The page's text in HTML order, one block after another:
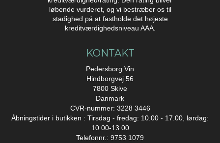
løbende vurderet, og vi bestræber os til
stadighed på at fastholde det højeste
kreditværdighedsniveau AAA.
KONTAKT
Pedersborg Vin
Hindborgvej 56
7800 Skive
Danmark
CVR-nummer: 3228 3446
Åbningstider i butikken : Tirsdag - fredag: 10.00 - 17.00, lørdag:
10.00-13.00
Telefonnr.: 9753 1079